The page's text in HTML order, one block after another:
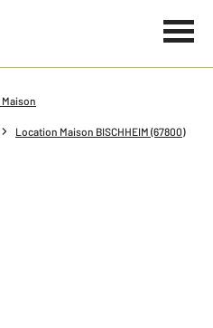
Location Maison BISCHHEIM (67800)